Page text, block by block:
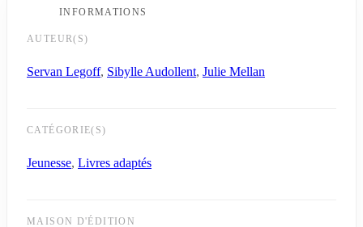
INFORMATIONS
AUTEUR(S)
Servan Legoff, Sibylle Audollent, Julie Mellan
CATÉGORIE(S)
Jeunesse, Livres adaptés
MAISON D'ÉDITION